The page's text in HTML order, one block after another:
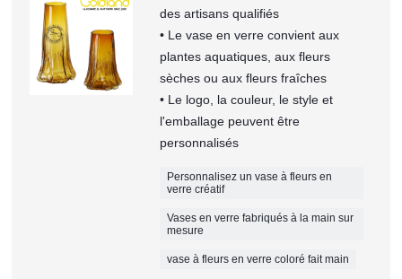
des artisans qualifiés
• Le vase en verre convient aux
plantes aquatiques, aux fleurs
sèches ou aux fleurs fraîches
• Le logo, la couleur, le style et
l'emballage peuvent être
personnalisés
Personnalisez un vase à fleurs en
verre créatif
Vases en verre fabriqués à la main sur
mesure
vase à fleurs en verre coloré fait main